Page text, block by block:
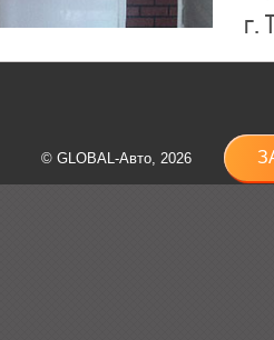
г.
8
© GLOBAL-Авто, 2026